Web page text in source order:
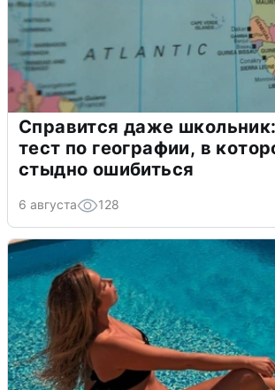
Справится даже
тест по географии, в
стыдно ошибиться
6 августа 128